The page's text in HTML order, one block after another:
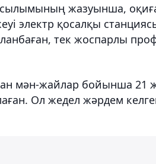
жазуынша,
электр қосалқы
тек жоспарлы
мән-жайлар бойынша 21
Ол жедел жәрдем